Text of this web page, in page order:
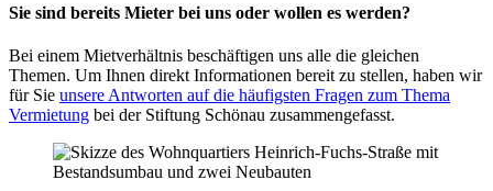
Sie sind bereits Mieter bei uns oder wollen es werden?
Bei einem Mietverhältnis beschäftigen uns alle die gleichen
Themen. Um Ihnen direkt Informationen bereit zu stellen, haben wir
für Sie unsere Antworten auf die häufigsten Fragen zum Thema
Vermietung bei der Stiftung Schönau zusammengefasst.